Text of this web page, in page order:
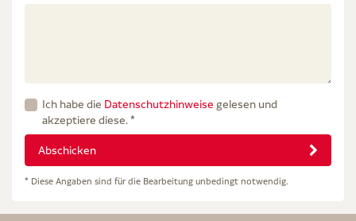
Ich habe die Datenschutzhinweise gelesen und
akzeptiere diese. *
Abschicken
* Diese Angaben sind für die Bearbeitung unbedingt notwendig.